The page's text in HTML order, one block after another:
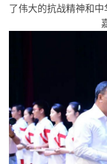
了伟大的抗战精神和中